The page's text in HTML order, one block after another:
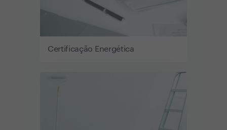
Certificação Energética